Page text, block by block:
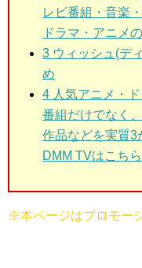
レビ番組・音楽
ドラマ・アニメ
3 ウィッシュ(デ
め
4 人気アニメ・
番組だけでなく
作品などを実質3
DMM TVはこち
※本ページはプロモー